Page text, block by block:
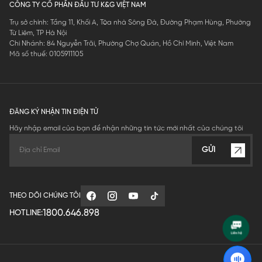
CÔNG TY CỔ PHẦN ĐẦU TƯ K&G VIỆT NAM
Trụ sở chính: Tầng 11, Khối A, Tòa nhà Sông Đà, Đường Phạm Hùng, Phường
Từ Liêm, TP Hà Nội
Chi Nhánh: 84 Nguyễn Trãi, Phường Chợ Quán, Hồ Chí Minh, Việt Nam
Mã số thuế: 0105911105
ĐĂNG KÝ NHẬN TIN ĐIỆN TỬ
Hãy nhập email của bạn để nhận những tin tức mới nhất của chúng tôi
GỬI
THEO DÕI CHÚNG TÔI
HOTLINE:1800.646.898